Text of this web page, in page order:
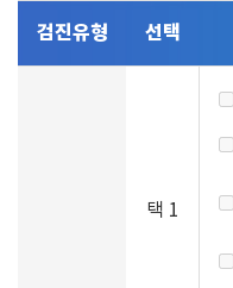
검진유형 선택
택 1